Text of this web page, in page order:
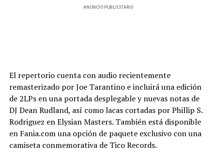
ANUNCIO PUBLICITARIO
El repertorio cuenta con audio recientemente
remasterizado por Joe Tarantino e incluirá una edición
de 2LPs en una portada desplegable y nuevas notas de
DJ Dean Rudland, así como lacas cortadas por Phillip S.
Rodriguez en Elysian Masters. También está disponible
en Fania.com una opción de paquete exclusivo con una
camiseta conmemorativa de Tico Records.